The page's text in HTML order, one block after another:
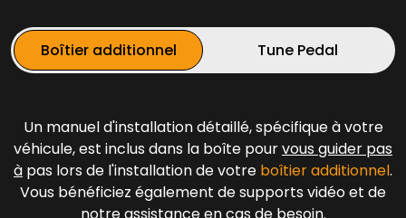
Boîtier additionnel Tune Pedal
Un manuel d'installation détaillé, spécifique à votre
véhicule, est inclus dans la boîte pourvous guider pas
à pas lors de l'installation de votre boîtier additionnel.
Vous bénéficiez également de supports vidéo et de